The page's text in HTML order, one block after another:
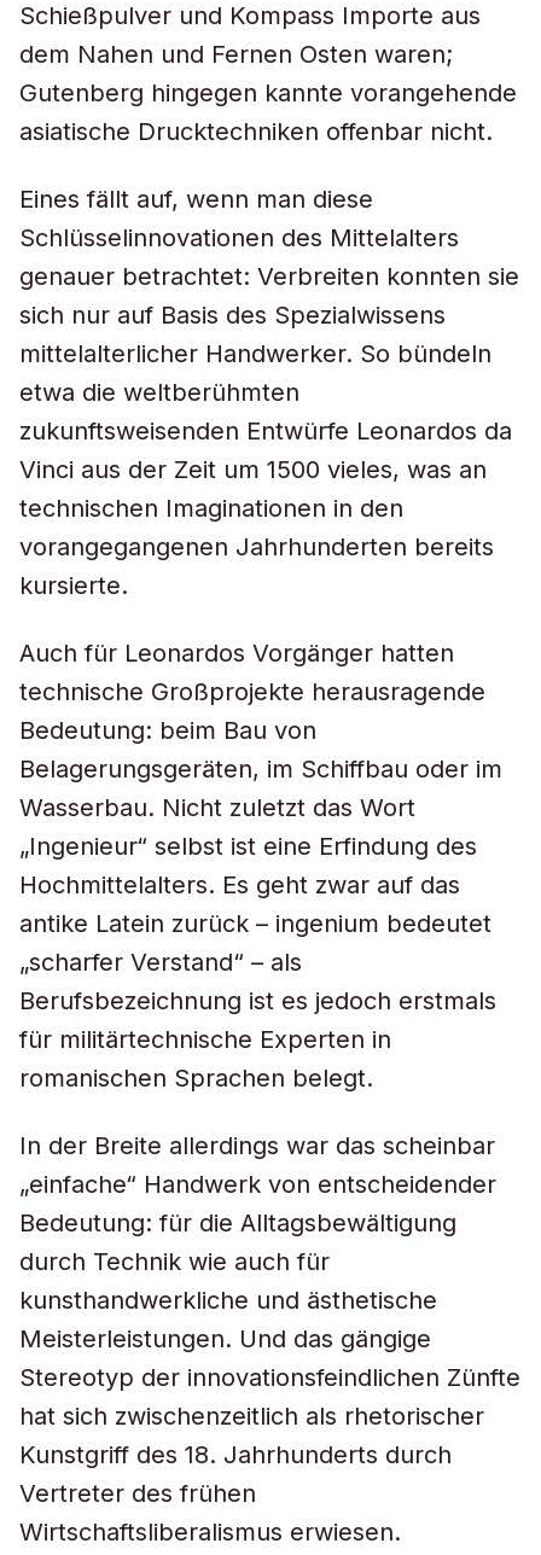
Schießpulver und Kompass Importe aus
dem Nahen und Fernen Osten waren;
Gutenberg hingegen kannte vorangehende
asiatische Drucktechniken offenbar nicht.
Eines fällt auf, wenn man diese
Schlüsselinnovationen des Mittelalters
genauer betrachtet: Verbreiten konnten sie
sich nur auf Basis des Spezialwissens
mittelalterlicher Handwerker. So bündeln
etwa die weltberühmten
zukunftsweisenden Entwürfe Leonardos da
Vinci aus der Zeit um 1500 vieles, was an
technischen Imaginationen in den
vorangegangenen Jahrhunderten bereits
kursierte.
Auch für Leonardos Vorgänger hatten
technische Großprojekte herausragende
Bedeutung: beim Bau von
Belagerungsgeräten, im Schiffbau oder im
Wasserbau. Nicht zuletzt das Wort
„Ingenieur“ selbst ist eine Erfindung des
Hochmittelalters. Es geht zwar auf das
antike Latein zurück – ingenium bedeutet
„scharfer Verstand“ – als
Berufsbezeichnung ist es jedoch erstmals
für militärtechnische Experten in
romanischen Sprachen belegt.
In der Breite allerdings war das scheinbar
„einfache“ Handwerk von entscheidender
Bedeutung: für die Alltagsbewältigung
durch Technik wie auch für
kunsthandwerkliche und ästhetische
Meisterleistungen. Und das gängige
Stereotyp der innovationsfeindlichen Zünfte
hat sich zwischenzeitlich als rhetorischer
Kunstgriff des 18. Jahrhunderts durch
Vertreter des frühen
Wirtschaftsliberalismus erwiesen.